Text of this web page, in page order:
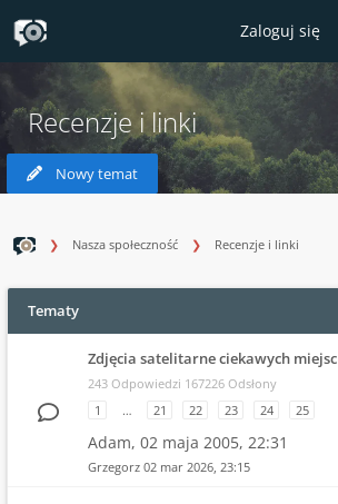
Zaloguj się
Recenzje i linki
Nowy temat
Nasza społeczność Recenzje i linki
Tematy
Zdjęcia satelitarne ciekawych miejsc
243 Odpowiedzi 167226 Odsłony
1
… 21 22 23 24 25
Adam, 02 maja 2005, 22:31
Grzegorz 02 mar 2026, 23:15